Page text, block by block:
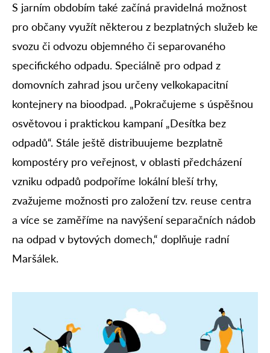
S jarním obdobím také začíná pravidelná možnost
pro občany využít některou z bezplatných služeb ke
svozu či odvozu objemného či separovaného
specifického odpadu. Speciálně pro odpad z
domovních zahrad jsou určeny velkokapacitní
kontejnery na bioodpad. „Pokračujeme s úspěšnou
osvětovou i praktickou kampaní „Desítka bez
odpadů“. Stále ještě distribuujeme bezplatně
kompostéry pro veřejnost, v oblasti předcházení
vzniku odpadů podpoříme lokální bleší trhy,
zvažujeme možnosti pro založení tzv. reuse centra
a více se zaměříme na navýšení separačních nádob
na odpad v bytových domech,“ doplňuje radní
Maršálek.